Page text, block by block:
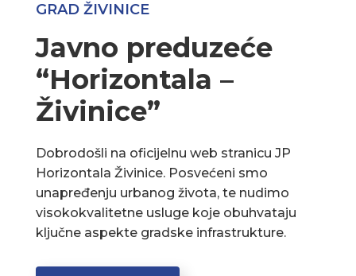
GRAD ŽIVINICE
Javno preduzeće
“Horizontala –
Živinice”
Dobrodošli na oficijelnu web stranicu JP
Horizontala Živinice. Posvećeni smo
unapređenju urbanog života, te nudimo
visokokvalitetne usluge koje obuhvataju
ključne aspekte gradske infrastrukture.